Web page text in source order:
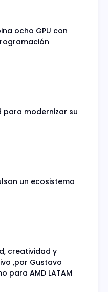
ocho GPU con
para modernizar su
un ecosistema
creatividad y
,por Gustavo
para AMD LATAM